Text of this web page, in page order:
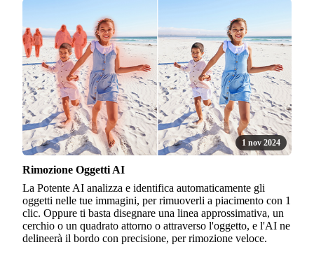
1 nov 2024
Rimozione Oggetti AI
La Potente AI analizza e identifica automaticamente gli
oggetti nelle tue immagini, per rimuoverli a piacimento con 1
clic. Oppure ti basta disegnare una linea approssimativa, un
cerchio o un quadrato attorno o attraverso l'oggetto, e l'AI ne
delineerà il bordo con precisione, per rimozione veloce.